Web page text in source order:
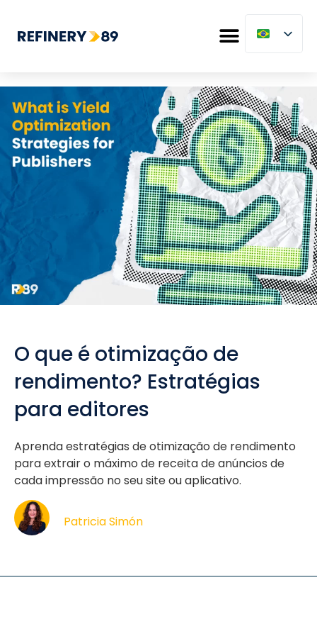
O que é otimização de
rendimento? Estratégias
para editores
Aprenda estratégias de otimização de rendimento
para extrair o máximo de receita de anúncios de
cada impressão no seu site ou aplicativo.
Patricia Simón